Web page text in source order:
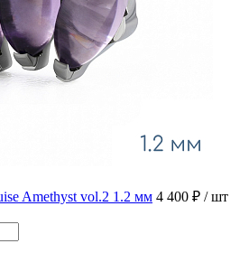
Amethyst vol.2 1.2 мм 4 400 ₽ / шт